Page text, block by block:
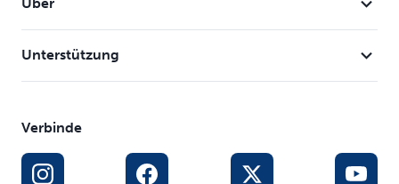
Über
Unterstützung
Verbinde